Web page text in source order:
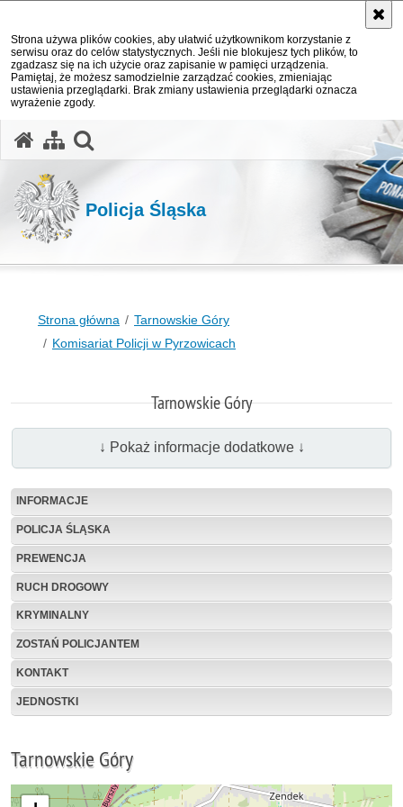
Strona używa plików cookies, aby ułatwić użytkownikom korzystanie z
serwisu oraz do celów statystycznych. Jeśli nie blokujesz tych plików, to
zgadzasz się na ich użycie oraz zapisanie w pamięci urządzenia.
Pamiętaj, że możesz samodzielnie zarządzać cookies, zmieniając
ustawienia przeglądarki. Brak zmiany ustawienia przeglądarki oznacza
wyrażenie zgody.
Policja Śląska
Strona główna
Tarnowskie Góry
Komisariat Policji w Pyrzowicach
Tarnowskie Góry
↓ Pokaż informacje dodatkowe ↓
INFORMACJE
POLICJA ŚLĄSKA
PREWENCJA
RUCH DROGOWY
KRYMINALNY
ZOSTAŃ POLICJANTEM
KONTAKT
JEDNOSTKI
Tarnowskie Góry